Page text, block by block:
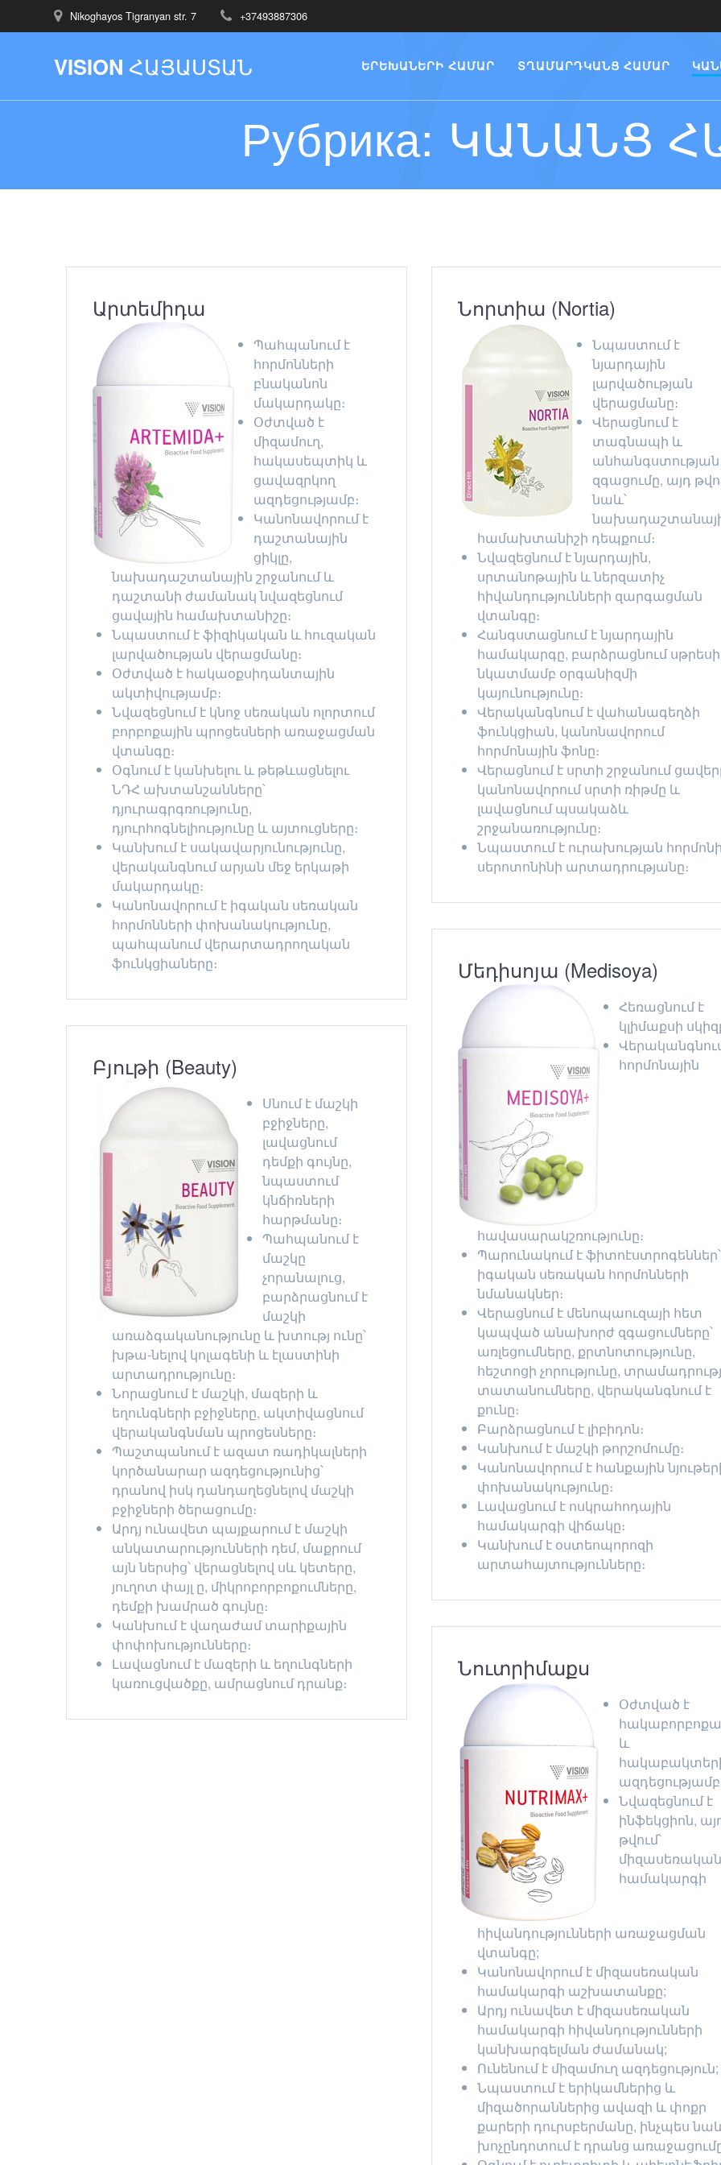
Nikoghayos Tigranyan str. 7 +37493887306
VISION ՀԱՅԱՍՏԱՆ ԵՐԵԽԱՆԵՐԻ ՀԱՄԱՐ ՏՂԱՄԱՐԴԿԱՆՑ ՀԱՄԱՐ
Рубрика: ԿԱՆԱՆՑ
Արտեմիդա
Պահպանում է
հորմոնների
բնականոն
մակարդակը։
Օժտված է
միզամուղ,
հակասեպտիկ և
ցավազրկող
ազդեցությամբ։
Կանոնավորում է
դաշտանային
ցիկլը,
նախադաշտանային շրջանում և
դաշտանի ժամանակ նվազեցնում
ցավային համախտանիշը։
Նպաստում է ֆիզիկական և հուզական
լարվածության վերացմանը։
Օժտված է հակաօքսիդանտային
ակտիվությամբ։
Նվազեցնում է կնոջ սեռական ոլորտում
բորբոքային պրոցեսների առաջացման
վտանգը։
Օգնում է կանխելու և թեթևացնելու
ՆԴՀ ախտանշանները՝
դյուրագրգռությունը,
դյուրհոգնելիությունը և այտուցները։
Կանխում է սակավարյունությունը,
վերականգնում արյան մեջ երկաթի
մակարդակը։
Կանոնավորում է իգական սեռական
հորմոնների փոխանակությունը,
պահպանում վերարտադրողական
ֆունկցիաները։
Նորտիա (Nortia)
Նպաստում է
նյարդային
լարվածության
վերացմանը։
Վերացնում է
տագնապի և
անհանգստության
զգացումը, այդ
նաև՝
համախտանիշի դեպքում։
Նվազեցնում է նյարդային,
սրտանոթային և ներզատիչ
հիվանդությունների զարգացման
վտանգը։
Հանգստացնում է նյարդային
համակարգը, բարձրացնում սթրեսի
նկատմամբ օրգանիզմի
կայունությունը։
Վերականգնում է վահանագեղձի
ֆունկցիան, կանոնավորում
հորմոնային ֆոնը։
Վերացնում է սրտի շրջանում
կանոնավորում սրտի ռիթմը և
լավացնում պսակաձև
շրջանառությունը։
Նպաստում է ուրախության
սերոտոնինի արտադրությանը։
Մեդիսոյա (Medisoya)
Հեռացնում է
կլիմաքսի
հորմոնային
հավասարակշռությունը։
Պարունակում է ֆիտոէստրոգեններ՝
իգական սեռական հորմոնների
նմանակներ։
Վերացնում է մենոպաուզայի հետ
կապված անախորժ զգացումները՝
առլեցումները, քրտնոտությունը,
հեշտոցի չորությունը,
տատանումները, վերականգնում է
քունը։
Բարձրացնում է լիբիդոն։
Կանխում է մաշկի թորշոմումը։
Կանոնավորում է հանքային
փոխանակությունը։
Լավացնում է ոսկրահոդային
համակարգի վիճակը։
Կանխում է օստեոպորոզի
արտահայտությունները։
Բյութի (Beauty)
Սնում է մաշկի
բջիջները,
լավացնում
դեմքի գույնը,
նպաստում
կնճիռների
հարթմանը։
Պահպանում է
մաշկը
չորանալուց,
բարձրացնում է
մաշկի
առաձգականությունը և խտությ ունը՝
խթա-նելով կոլագենի և էլաստինի
արտադրությունը։
Նորացնում է մաշկի, մազերի և
եղունգների բջիջները, ակտիվացնում
վերականգնման պրոցեսները։
Պաշտպանում է ազատ ռադիկալների
կործանարար ազդեցությունից՝
դրանով իսկ դանդաղեցնելով մաշկի
բջիջների ծերացումը։
Արդյ ունավետ պայքարում է մաշկի
անկատարությունների դեմ, մաքրում
այն ներսից՝ վերացնելով սև կետերը,
յուղոտ փայլ ը, միկրոբորբոքումները,
դեմքի խամրած գույնը։
Կանխում է վաղաժամ տարիքային
փոփոխությունները։
Լավացնում է մազերի և եղունգների
կառուցվածքը, ամրացնում դրանք։
Նուտրիմաքս
Օժտված է
և
Նվազեցնում է
ինֆեկցիոն,
թվում՝
միզասեռական
համակարգի
հիվանդությունների առաջացման
վտանգը;
Կանոնավորում է միզասեռական
համակարգի աշխատանքը;
Արդյ ունավետ է միզասեռական
համակարգի հիվանդությունների
կանխարգելման ժամանակ;
Ունենում է միզամուղ ազդեցություն;
Նպաստում է երիկամներից և
միզածորաններից ավազի և փոքր
քարերի դուրսբերմանը, ինչպես
խոչընդոտում է դրանց